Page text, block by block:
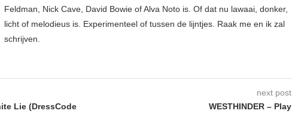
Feldman, Nick Cave, David Bowie of Alva Noto is. Of dat nu lawaai, donker,
licht of melodieus is. Experimenteel of tussen de lijntjes. Raak me en ik zal
schrijven.
Lie (DressCode
next post
WESTHINDER – Play